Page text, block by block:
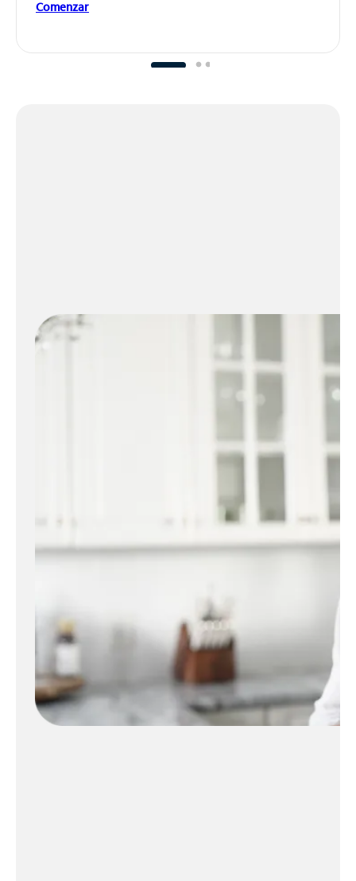
Comenzar